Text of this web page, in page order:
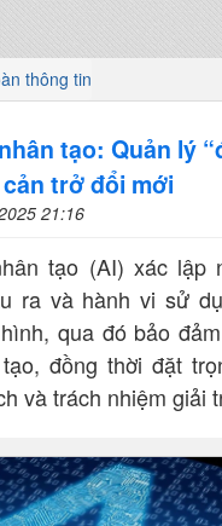
thông tin
tạo: Quản lý
trở đổi mới
21:16
tạo (AI) xác lập
ra và hành vi sử
qua đó bảo
đồng thời đặt
và trách nhiệm giải